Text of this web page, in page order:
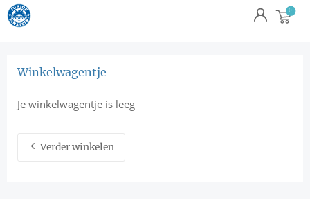
Winkelwagentje
Je winkelwagentje is leeg
Verder winkelen